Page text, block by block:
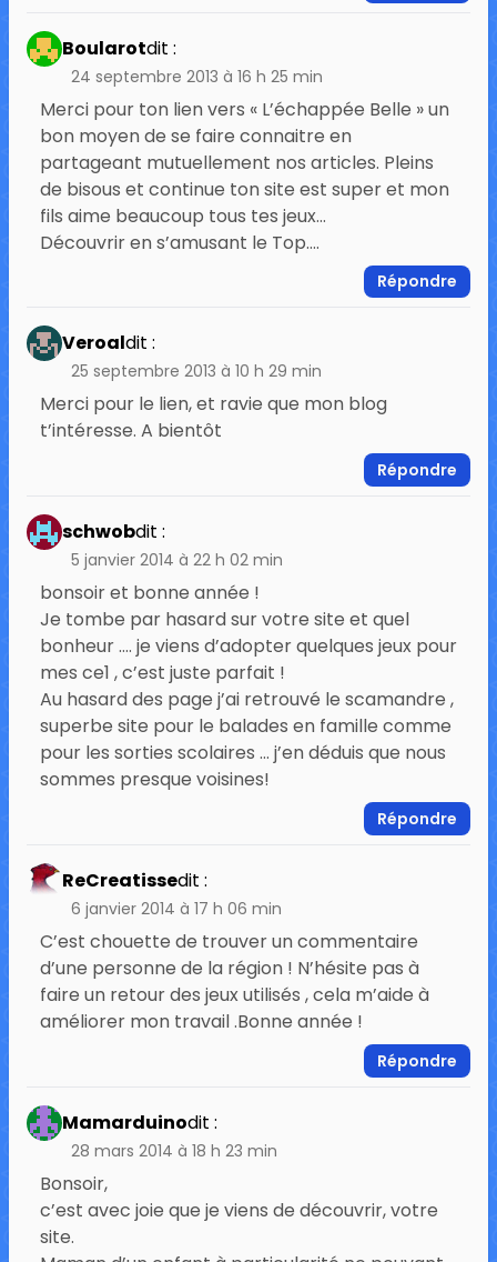
Boularotdit :
24 septembre 2013 à 16 h 25 min
Merci pour ton lien vers « L’échappée Belle » un
bon moyen de se faire connaitre en
partageant mutuellement nos articles. Pleins
de bisous et continue ton site est super et mon
fils aime beaucoup tous tes jeux…
Découvrir en s’amusant le Top….
Répondre
Veroaldit :
25 septembre 2013 à 10 h 29 min
Merci pour le lien, et ravie que mon blog
t’intéresse. A bientôt
Répondre
schwobdit :
5 janvier 2014 à 22 h 02 min
bonsoir et bonne année !
Je tombe par hasard sur votre site et quel
bonheur …. je viens d’adopter quelques jeux pour
mes ce1 , c’est juste parfait !
Au hasard des page j’ai retrouvé le scamandre ,
superbe site pour le balades en famille comme
pour les sorties scolaires … j’en déduis que nous
sommes presque voisines!
Répondre
ReCreatissedit :
6 janvier 2014 à 17 h 06 min
C’est chouette de trouver un commentaire
d’une personne de la région ! N’hésite pas à
faire un retour des jeux utilisés , cela m’aide à
améliorer mon travail .Bonne année !
Répondre
Mamarduinodit :
28 mars 2014 à 18 h 23 min
Bonsoir,
c’est avec joie que je viens de découvrir, votre
site.